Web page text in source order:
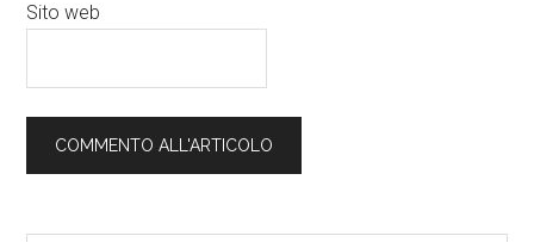
Sito web